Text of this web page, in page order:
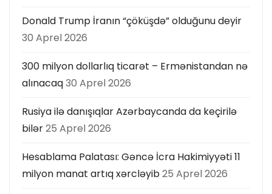
Donald Trump İranın “çöküşdə” olduğunu deyir
30 Aprel 2026
300 milyon dollarlıq ticarət – Ermənistandan nə
alınacaq30 Aprel 2026
Rusiya ilə danışıqlar Azərbaycanda da keçirilə
bilər25 Aprel 2026
Hesablama Palatası: Gəncə İcra Hakimiyyəti 11
milyon manat artıq xərcləyib25 Aprel 2026